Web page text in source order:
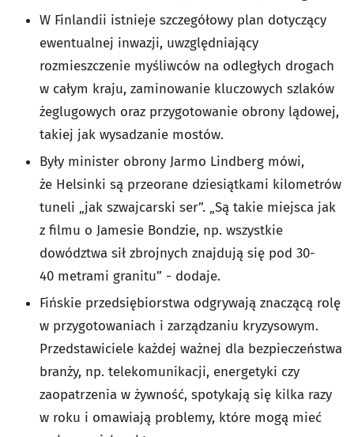
W Finlandii istnieje szczegółowy plan dotyczący
ewentualnej inwazji, uwzględniający
rozmieszczenie myśliwców na odległych drogach
w całym kraju, zaminowanie kluczowych szlaków
żeglugowych oraz przygotowanie obrony lądowej,
takiej jak wysadzanie mostów.
Były minister obrony Jarmo Lindberg mówi,
że Helsinki są przeorane dziesiątkami kilometrów
tuneli „jak szwajcarski ser”. „Są takie miejsca jak
z filmu o Jamesie Bondzie, np. wszystkie
dowództwa sił zbrojnych znajdują się pod 30-
40 metrami granitu” - dodaje.
Fińskie przedsiębiorstwa odgrywają znaczącą rolę
w przygotowaniach i zarządzaniu kryzysowym.
Przedstawiciele każdej ważnej dla bezpieczeństwa
branży, np. telekomunikacji, energetyki czy
zaopatrzenia w żywność, spotykają się kilka razy
w roku i omawiają problemy, które mogą mieć